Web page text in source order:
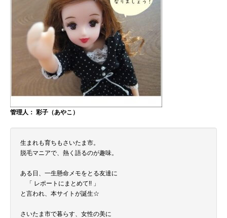
管理人： 彩子（あやこ）
生まれも育ちもさいたま市。
脱毛マニアで、熱く語るのが趣味。
ある日、一生懸命メモをとる友達に
「 レポートにまとめて!! 」
と言われ、本サイトが誕生☆
さいたま市で暮らす、女性の美に